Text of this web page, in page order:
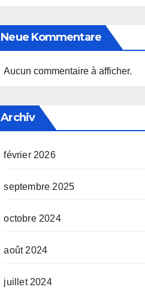
Neue Kommentare
Aucun commentaire à afficher.
Archiv
février 2026
septembre 2025
octobre 2024
août 2024
juillet 2024